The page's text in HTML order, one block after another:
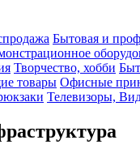
Бытовая и
Творчество, хобби
товары Офисные
Телевизоры,